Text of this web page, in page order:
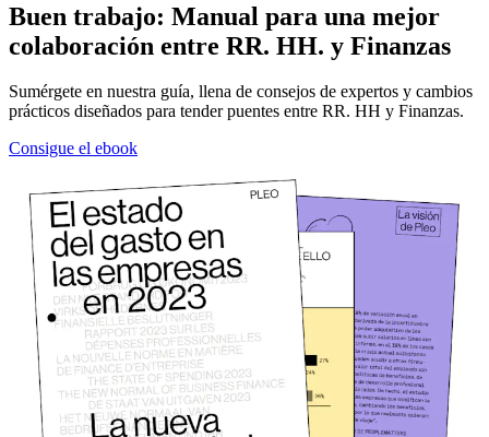
Buen trabajo: Manual para una mejor
colaboración entre RR. HH. y Finanzas
Sumérgete en nuestra guía, llena de consejos de expertos y cambios
prácticos diseñados para tender puentes entre RR. HH y Finanzas.
Consigue el ebook